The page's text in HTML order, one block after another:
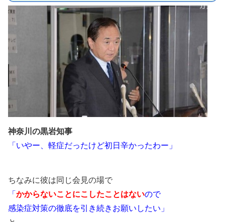
神奈川の黒岩知事
「いやー、軽症だったけど初日辛かったわー」
ちなみに彼は同じ会見の場で
「 かからないことにこしたことはないので
感染症対策の徹底を引き続きお願いしたい」